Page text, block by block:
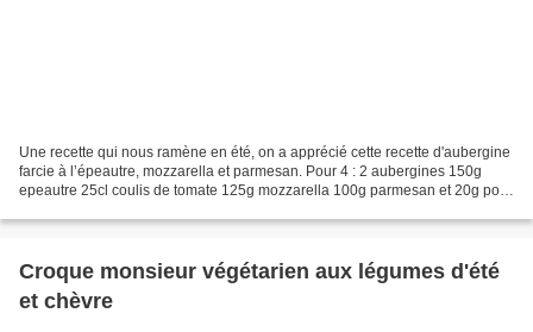
Une recette qui nous ramène en été, on a apprécié cette recette d'aubergine
farcie à l’épeautre, mozzarella et parmesan. Pour 4 : 2 aubergines 150g
epeautre 25cl coulis de tomate 125g mozzarella 100g parmesan et 20g pour
Croque monsieur végétarien aux légumes d'été
et chèvre